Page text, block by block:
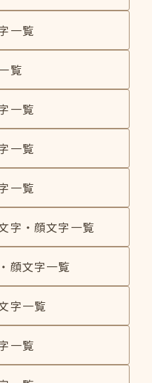
一覧
覧
一覧
一覧
一覧
字・顔文字一覧
顔文字一覧
字一覧
一覧